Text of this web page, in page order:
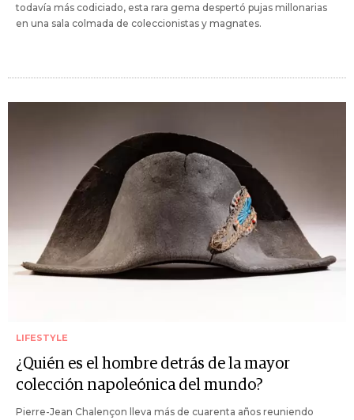
todavía más codiciado, esta rara gema despertó pujas millonarias
en una sala colmada de coleccionistas y magnates.
LIFESTYLE
¿Quién es el hombre detrás de la mayor
colección napoleónica del mundo?
Pierre-Jean Chalençon lleva más de cuarenta años reuniendo